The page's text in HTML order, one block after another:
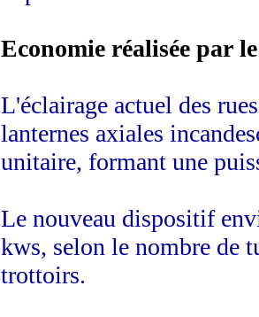
Economie réalisée par
L'éclairage actuel des
lanternes axiales
unitaire, formant une
Le nouveau dispositif
kws, selon le nombre de
trottoirs.